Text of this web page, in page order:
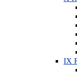
IX